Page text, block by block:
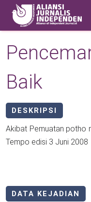
Skip to main content
Baik
DESKRIPSI
Akibat Pemuatan potho
Tempo edisi 3 Juni 2008
DATA KEJADIAN